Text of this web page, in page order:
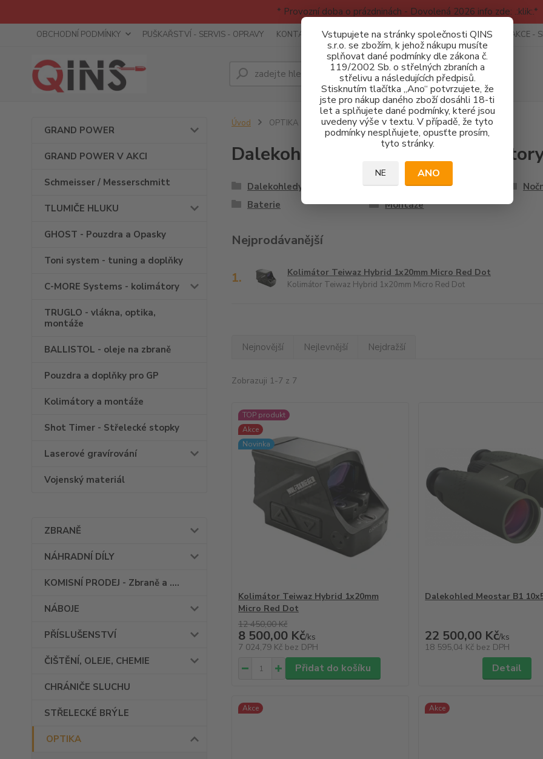
* Provozní doba o prázdninách - Dovolená 2026 info zde: .:klik:.*
Vstupujete na stránky společnosti QINS
s.r.o. se zbožím, k jehož nákupu musíte
splňovat dané podmínky dle zákona č.
119/2002 Sb. o střelných zbraních a
střelivu a následujících předpisů.
Stisknutím tlačítka „Ano“ potvrzujete, že
jste pro nákup daného zboží dosáhli 18-ti
let a splňujete dané podmínky, které jsou
uvedeny výše v textu. V případě, že tyto
podmínky nesplňujete, opusťte prosím,
tyto stránky.
NE ANO
OBCHODNÍ PODMÍNKY PUŠKAŘSTVÍ - SERVIS - OPRAVY KONTAKTY RECENZE - INFO SPORTOVNÍ AKCE AKCE -
Hledat
GRAND POWER
GRAND POWER V AKCI
Schmeisser / Messerschmitt
TLUMIČE HLUKU
GHOST - Pouzdra a Opasky
Toni system - tuning a doplňky
C-MORE Systems - kolimátory
TRUGLO - vlákna, optika,
montáže
BALLISTOL - oleje na zbraně
Pouzdra a doplňky pro GP
Kolimátory a montáže
Shot Timer - Střelecké stopky
Laserové gravírování
Vojenský materiál
ZBRANĚ
NÁHRADNÍ DÍLY
KOMISNÍ PRODEJ - Zbraně a ....
NÁBOJE
PŘÍSLUŠENSTVÍ
ČIŠTĚNÍ, OLEJE, CHEMIE
CHRÁNIČE SLUCHU
STŘELECKÉ BRÝLE
OPTIKA
Úvod OPTIKA
Dalekohledy, puškohledy,
Dalekohledy Puškohledy
Baterie
Montáže
Nejprodávanější
1. Kolimátor Teiwaz Hybrid 1x20mm Micro Red Dot
Kolimátor Teiwaz Hybrid 1x20mm Micro Red Dot
Nejnovější Nejlevnější Nejdražší
Zobrazuji 1-7 z 7
TOP produkt
Akce
Novinka
Kolimátor Teiwaz Hybrid 1x20mm
Micro Red Dot
12 450,00 Kč
8 500,00 Kč/ks
7 024,79 Kč bez DPH
Přidat do košíku
Dalekohled Meostar B1
22 500,00 Kč/ks
18 595,04 Kč bez DPH
Detail
Akce Akce